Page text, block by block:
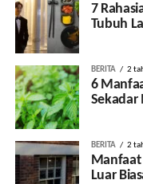
7
Tubuh
BERITA 2
6
Sekadar
BERITA 2
Luar